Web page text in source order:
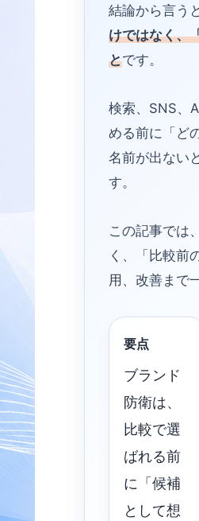
結論から言う
けではなく、
とです。
検索、SNS、
める前に「ど
名前が出ない
す。
この記事では
く、「比較前
用、改善まで
要点
ブランド
防衛は、
比較で選
ばれる前
に「候補
として想